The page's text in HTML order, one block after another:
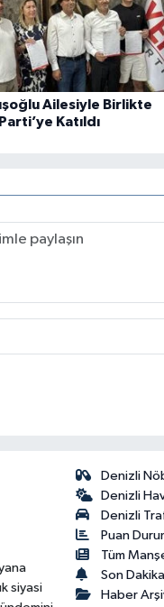
Ailesiyle Birlikte
Katıldı
siyasi
Denizli
Denizli
Denizli
Puan
Tüm
Son
Haber